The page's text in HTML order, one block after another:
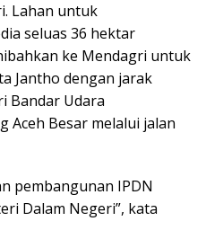
Lahan untuk
seluas 36 hektar
ke Mendagri untuk
Jantho dengan jarak
Bandar Udara
Aceh Besar melalui jalan
pembangunan IPDN
Dalam Negeri”, kata